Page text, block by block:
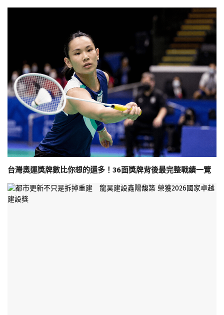
台灣奧運獎牌數比你想的還多！36面獎牌背後最完整戰績一覽